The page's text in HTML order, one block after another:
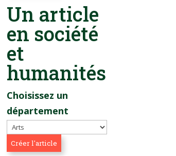
Un article
en société
et
humanités
Choisissez un
département